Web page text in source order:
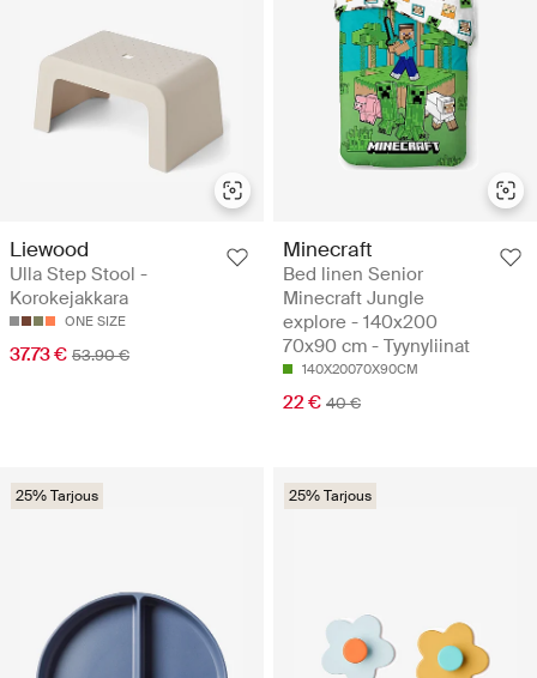
Liewood
Ulla Step Stool -
Korokejakkara
ONE SIZE
37.73 € 53.90 €
Minecraft
Bed linen Senior
Minecraft Jungle
explore - 140x200
70x90 cm - Tyynyliinat
140X20070X90CM
22 € 40 €
25% Tarjous 25% Tarjous